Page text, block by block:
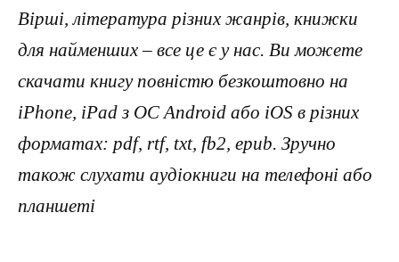
Вірші, література різних жанрів, книжки
для найменших – все це є у нас. Ви можете
скачати книгу повністю безкоштовно на
iPhone, iPad з ОС Android або iOS в різних
форматах: pdf, rtf, txt, fb2, epub. Зручно
також слухати аудіокниги на телефоні або
планшеті